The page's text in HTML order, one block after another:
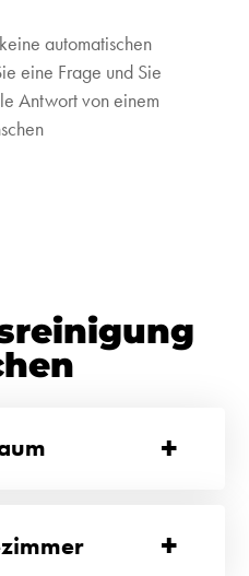
automatischen
eine Frage und Sie
Antwort von einem
+
+